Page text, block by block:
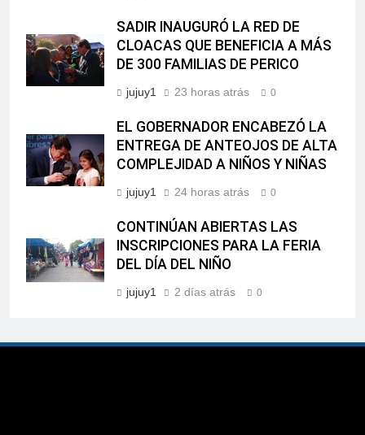
SADIR INAUGURÓ LA RED DE
CLOACAS QUE BENEFICIA A MÁS
DE 300 FAMILIAS DE PERICO
jujuy1 23 horas atrás 0
EL GOBERNADOR ENCABEZÓ LA
ENTREGA DE ANTEOJOS DE ALTA
COMPLEJIDAD A NIÑOS Y NIÑAS
jujuy1 24 horas atrás 0
CONTINÚAN ABIERTAS LAS
INSCRIPCIONES PARA LA FERIA
DEL DÍA DEL NIÑO
jujuy1 2 días atrás 0